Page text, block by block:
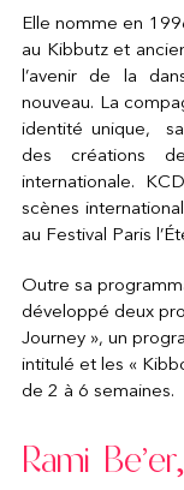
Elle nomme en
au Kibbutz et
l’avenir de la
nouveau. La
identité unique,
des créations
internationale.
scènes
au Festival Paris
Outre sa
développé deux
Journey », un
intitulé et les «
de 2 à 6 semaines.
Rami